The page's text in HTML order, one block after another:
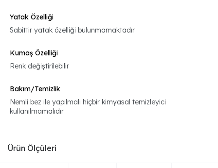
Yatak Özelliği
Sabittir yatak özelliği bulunmamaktadır
Kumaş Özelliği
Renk değiştirilebilir
Bakım/Temizlik
Nemli bez ile yapılmalı hiçbir kimyasal temizleyici
kullanılmamalıdır
Ürün Ölçüleri